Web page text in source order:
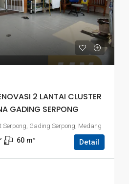
2 LANTAI CLUSTER
GADING SERPONG
Gading Serpong, Medang
60 m² Detail